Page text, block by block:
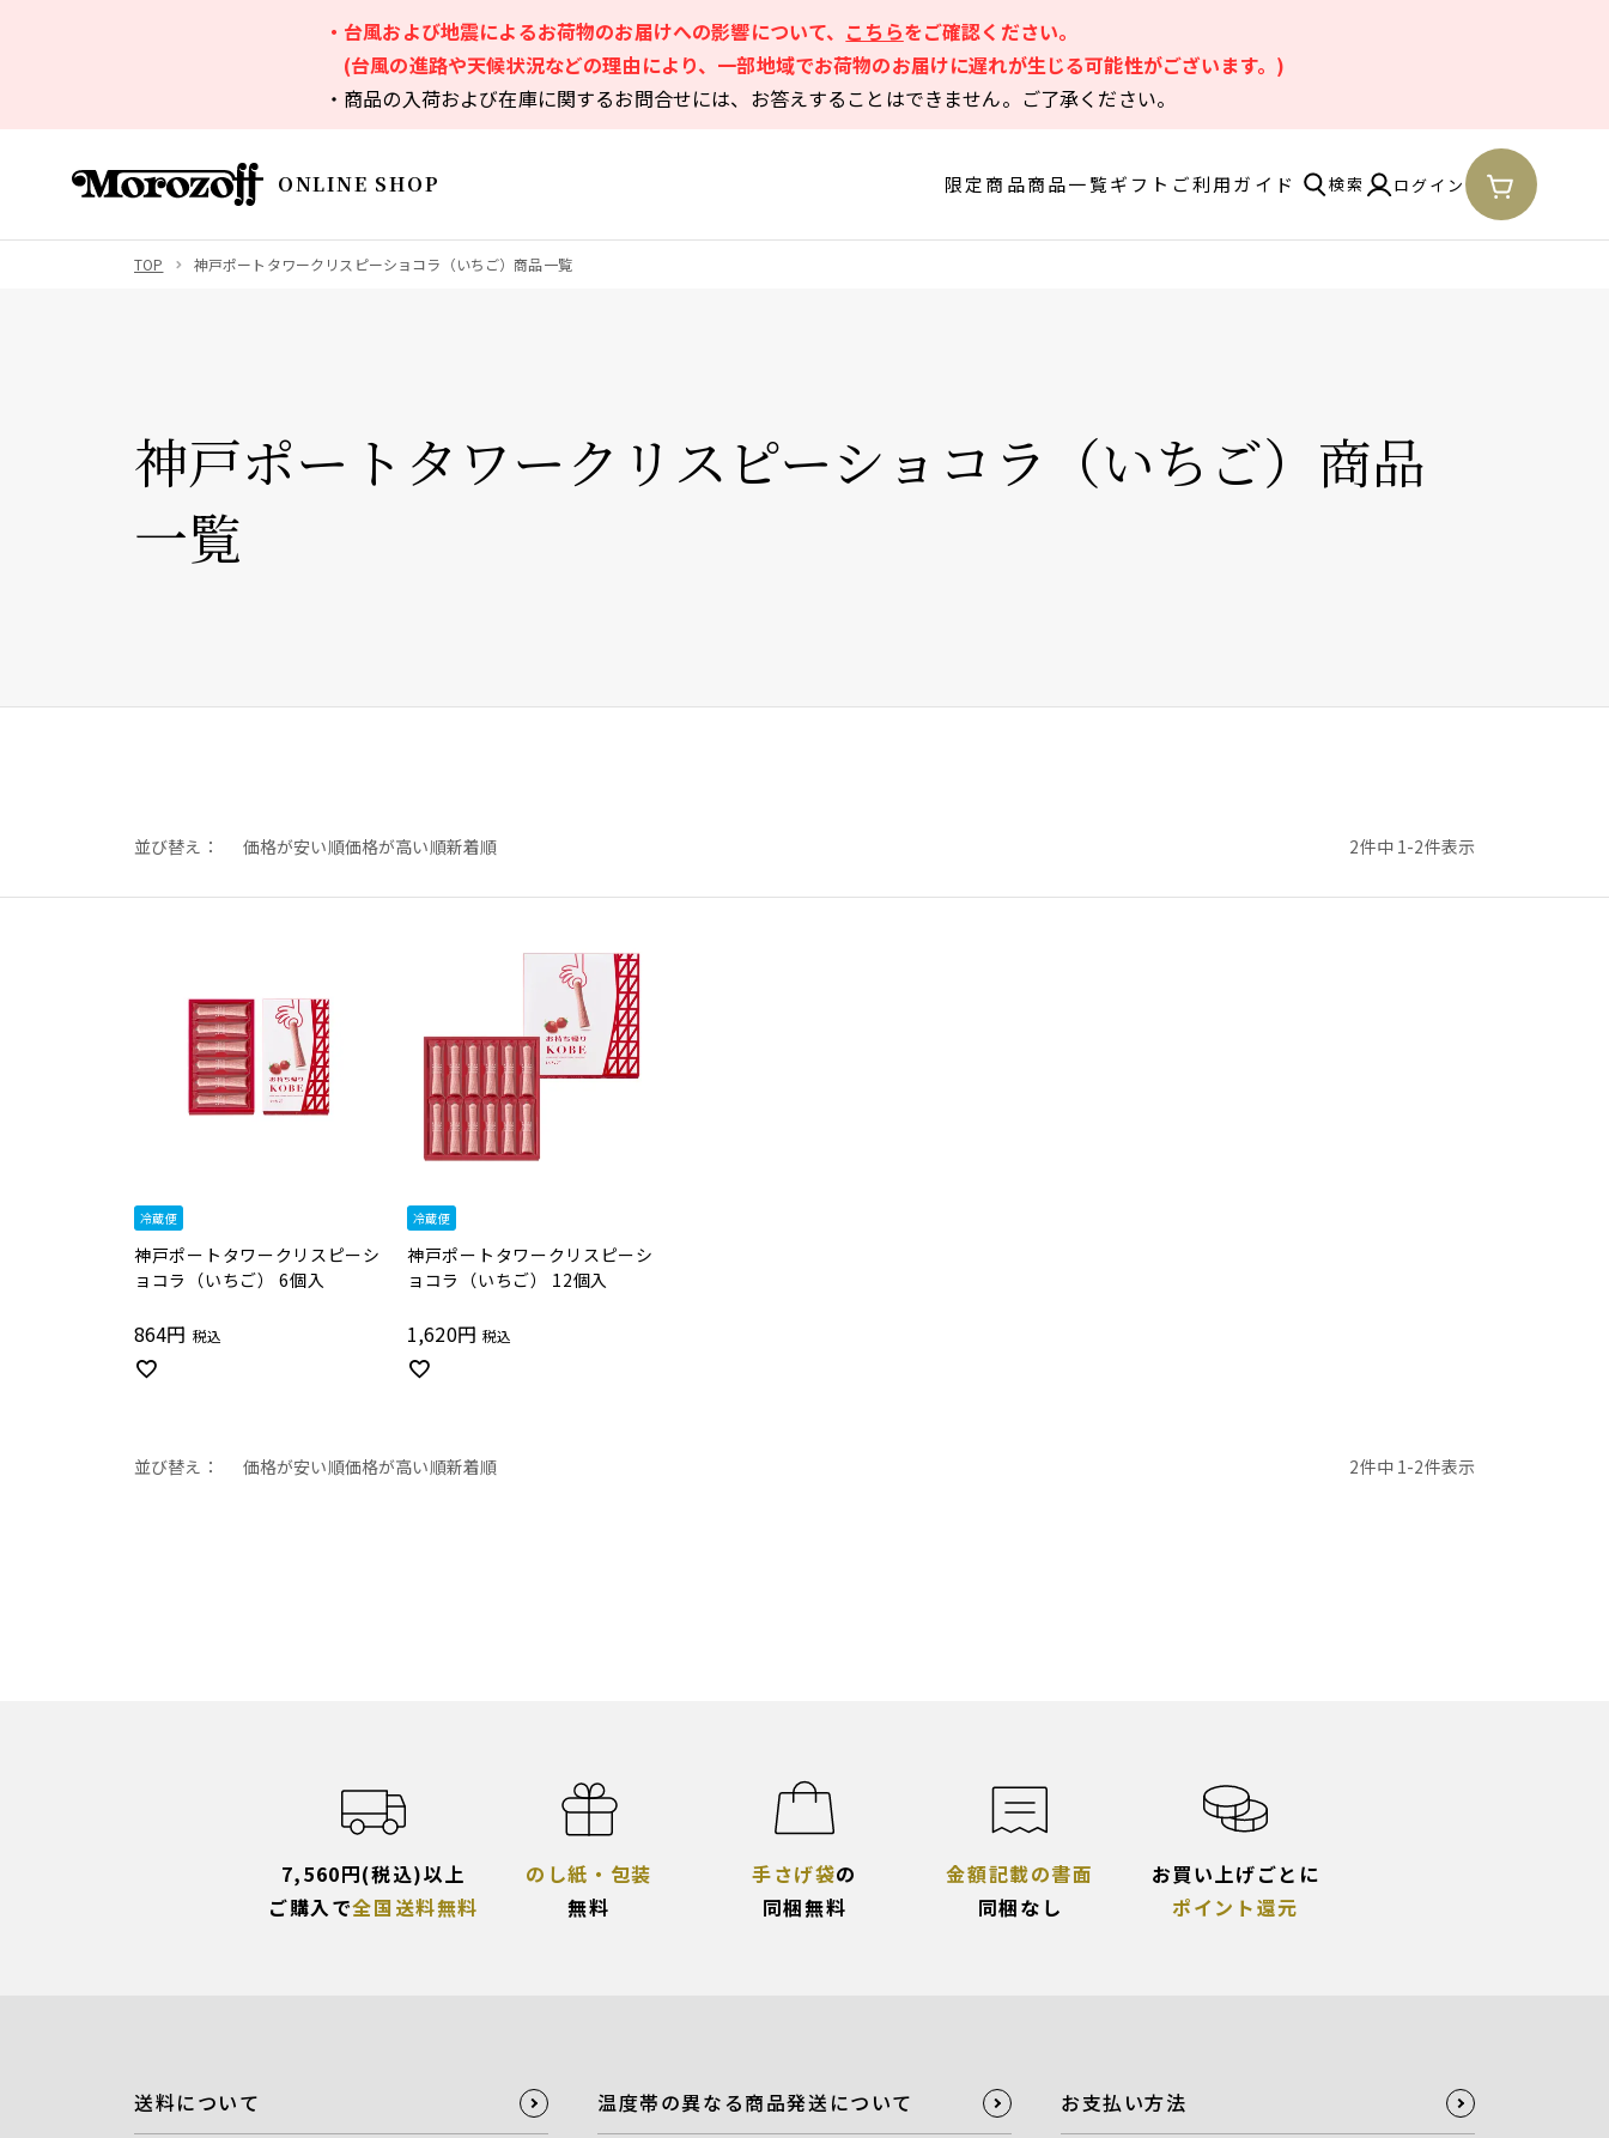
・台風および地震によるお荷物のお届けへの影響について、 こちらをご確認ください。
(台風の進路や天候状況などの理由により、一部地域でお荷物のお届けに遅れが生じる可能性がございます。)
・商品の入荷および在庫に関するお問合せには、お答えすることはできません。ご了承ください。
ONLINE SHOP 限定商品商品一覧ギフト ご利用ガイド 検索 ログイン
TOP 神戸ポートタワークリスピーショコラ（いちご）商品一覧
神戸ポートタワークリスピーショコラ（いちご）商品
一覧
並び替え 価格が安い順価格が高い順新着順 2件中 1-2件表示
冷蔵便
神戸ポートタワークリスピーシ
ョコラ（いちご） 6個入
864 税込
冷蔵便
神戸ポートタワークリスピーシ
ョコラ（いちご） 12個入
1,620 税込
並び替え 価格が安い順価格が高い順新着順 2件中 1-2件表示
7,560円(税込)以上
ご購入で全国送料無料
のし紙・包装
無料
手さげ袋の
同梱無料
金額記載の書面
同梱なし
お買い上げごとに
ポイント還元
送料について 温度帯の異なる商品発送について お支払い方法